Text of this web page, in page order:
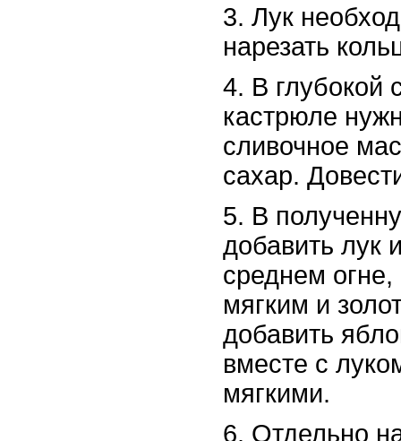
3. Лук
нарезать
4. В глубокой
кастрюле
сливочное
сахар.
5. В
добавить лук
среднем огне,
мягким и
добавить
вместе с
мягкими.
6. Отдельно